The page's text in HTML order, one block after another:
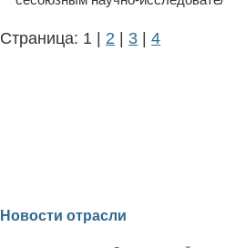
Страница: 1 | 2 | 3 |4
Новости отрасли